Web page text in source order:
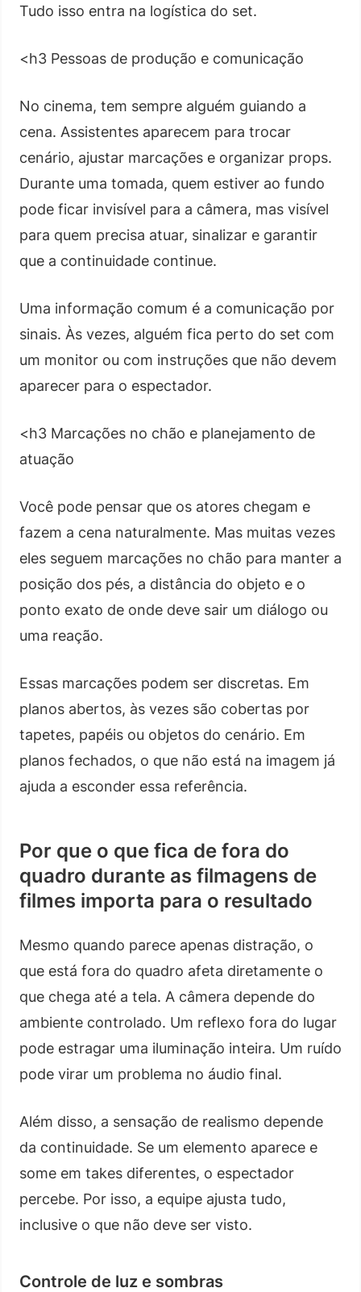
Tudo isso entra na logística do set.
<h3 Pessoas de produção e comunicação
No cinema, tem sempre alguém guiando a
cena. Assistentes aparecem para trocar
cenário, ajustar marcações e organizar props.
Durante uma tomada, quem estiver ao fundo
pode ficar invisível para a câmera, mas visível
para quem precisa atuar, sinalizar e garantir
que a continuidade continue.
Uma informação comum é a comunicação por
sinais. Às vezes, alguém fica perto do set com
um monitor ou com instruções que não devem
aparecer para o espectador.
<h3 Marcações no chão e planejamento de
atuação
Você pode pensar que os atores chegam e
fazem a cena naturalmente. Mas muitas vezes
eles seguem marcações no chão para manter a
posição dos pés, a distância do objeto e o
ponto exato de onde deve sair um diálogo ou
uma reação.
Essas marcações podem ser discretas. Em
planos abertos, às vezes são cobertas por
tapetes, papéis ou objetos do cenário. Em
planos fechados, o que não está na imagem já
ajuda a esconder essa referência.
Por que o que fica de fora do
quadro durante as filmagens de
filmes importa para o resultado
Mesmo quando parece apenas distração, o
que está fora do quadro afeta diretamente o
que chega até a tela. A câmera depende do
ambiente controlado. Um reflexo fora do lugar
pode estragar uma iluminação inteira. Um ruído
pode virar um problema no áudio final.
Além disso, a sensação de realismo depende
da continuidade. Se um elemento aparece e
some em takes diferentes, o espectador
percebe. Por isso, a equipe ajusta tudo,
inclusive o que não deve ser visto.
Controle de luz e sombras